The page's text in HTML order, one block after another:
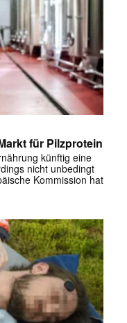
für Pilzprotein
künftig eine
nicht unbedingt
Kommission hat